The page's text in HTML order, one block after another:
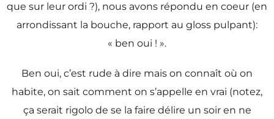
que sur leur ordi ?), nous avons répondu en coeur (en
arrondissant la bouche, rapport au gloss pulpant):
« ben oui ! ».
Ben oui, c’est rude à dire mais on connaît où on
habite, on sait comment on s’appelle en vrai (notez,
ça serait rigolo de se la faire délire un soir en ne